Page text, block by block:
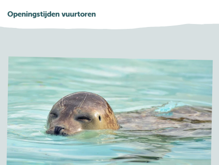
Openingstijden vuurtoren